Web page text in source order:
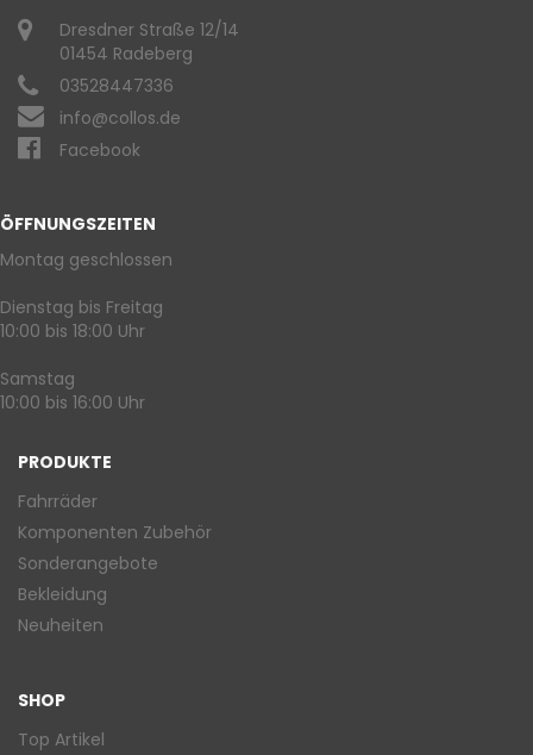
Dresdner Straße 12/14
01454 Radeberg
03528447336
info@collos.de
Facebook
ÖFFNUNGSZEITEN
Montag geschlossen
Dienstag bis Freitag
10:00 bis 18:00 Uhr
Samstag
10:00 bis 16:00 Uhr
PRODUKTE
Fahrräder
Komponenten Zubehör
Sonderangebote
Bekleidung
Neuheiten
SHOP
Top Artikel